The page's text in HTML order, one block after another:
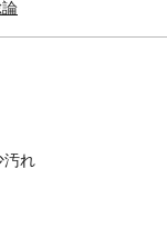
汚れ